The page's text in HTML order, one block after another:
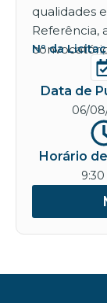
qualidades
Referência,
Nº da
Data de
06/
Horário